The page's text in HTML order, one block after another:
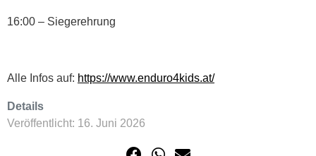
16:00 – Siegerehrung
Alle Infos auf: https://www.enduro4kids.at/
Details
Veröffentlicht: 16. Juni 2026